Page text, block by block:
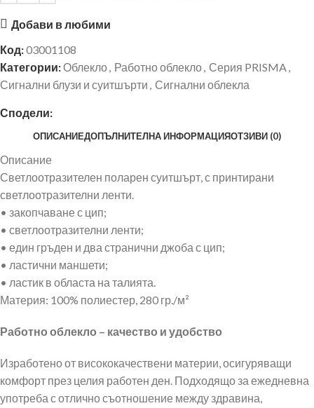
Добави в любими
Код:03001108
Категории:Облекло, Работно облекло, Серия PRISMA,
Сигнални блузи и суитшърти , Сигнални облекла
Сподели:
ОПИСАНИЕДОПЪЛНИТЕЛНА ИНФОРМАЦИЯОТЗИВИ (0)
Описание
Светлоотразителен поларен суитшърт, с принтирани
светлоотразителни ленти.
• закопчаване с цип;
• светлоотразителни ленти;
• един гръден и два странични джоба с цип;
• ластични маншети;
• ластик в областа на талията.
Материя: 100% полиестер, 280 гр./м²
Работно облекло – качество и удобство
Изработено от висококачествени материи, осигуряващи
комфорт през целия работен ден. Подходящо за ежедневна
употреба с отлично съотношение между здравина,